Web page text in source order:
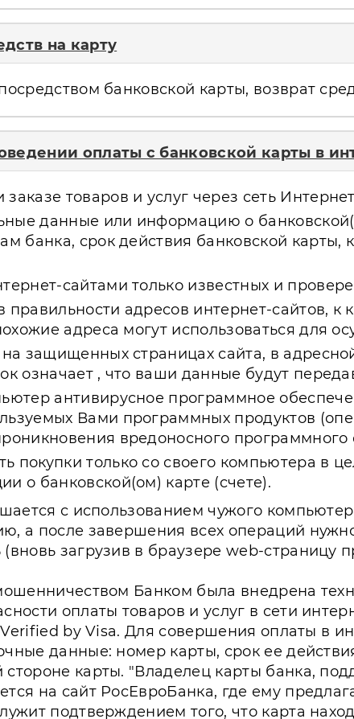
на карту
банковской карты, возврат
оплаты с банковской карты в
товаров и услуг через сеть
данные или информацию о
банка, срок действия банковской
сайтами только известных и
правильности адресов интернет-сайтов,
адреса могут использоваться для
на защищенных страницах сайта, в
означает , что ваши данные будут
антивирусное программное
Вами программных продуктов
вредоносного программного
покупки только со своего компьютера в
о банковской(ом) карте (счете).
с использованием чужого
а после завершения всех операций
загрузив в браузере web-страницу
Банком была внедрена
оплаты товаров и услуг в сети
by Visa. Для совершения оплаты в
данные: номер карты, срок ее
карты. "Владелец карты банка,
на сайт РосЕвроБанка, где ему
подтверждением того, что карта